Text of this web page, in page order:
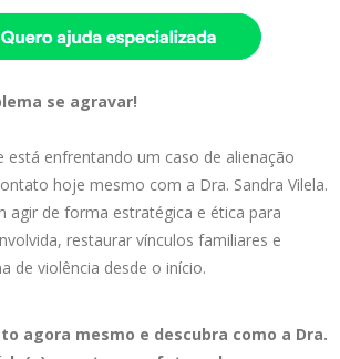
se agravar!
está enfrentando um caso de alienação
hoje mesmo com a Dra. Sandra Vilela.
agir de forma estratégica e ética para
restaurar vínculos familiares e
de violência desde o início.
agora mesmo e descubra como a Dra.